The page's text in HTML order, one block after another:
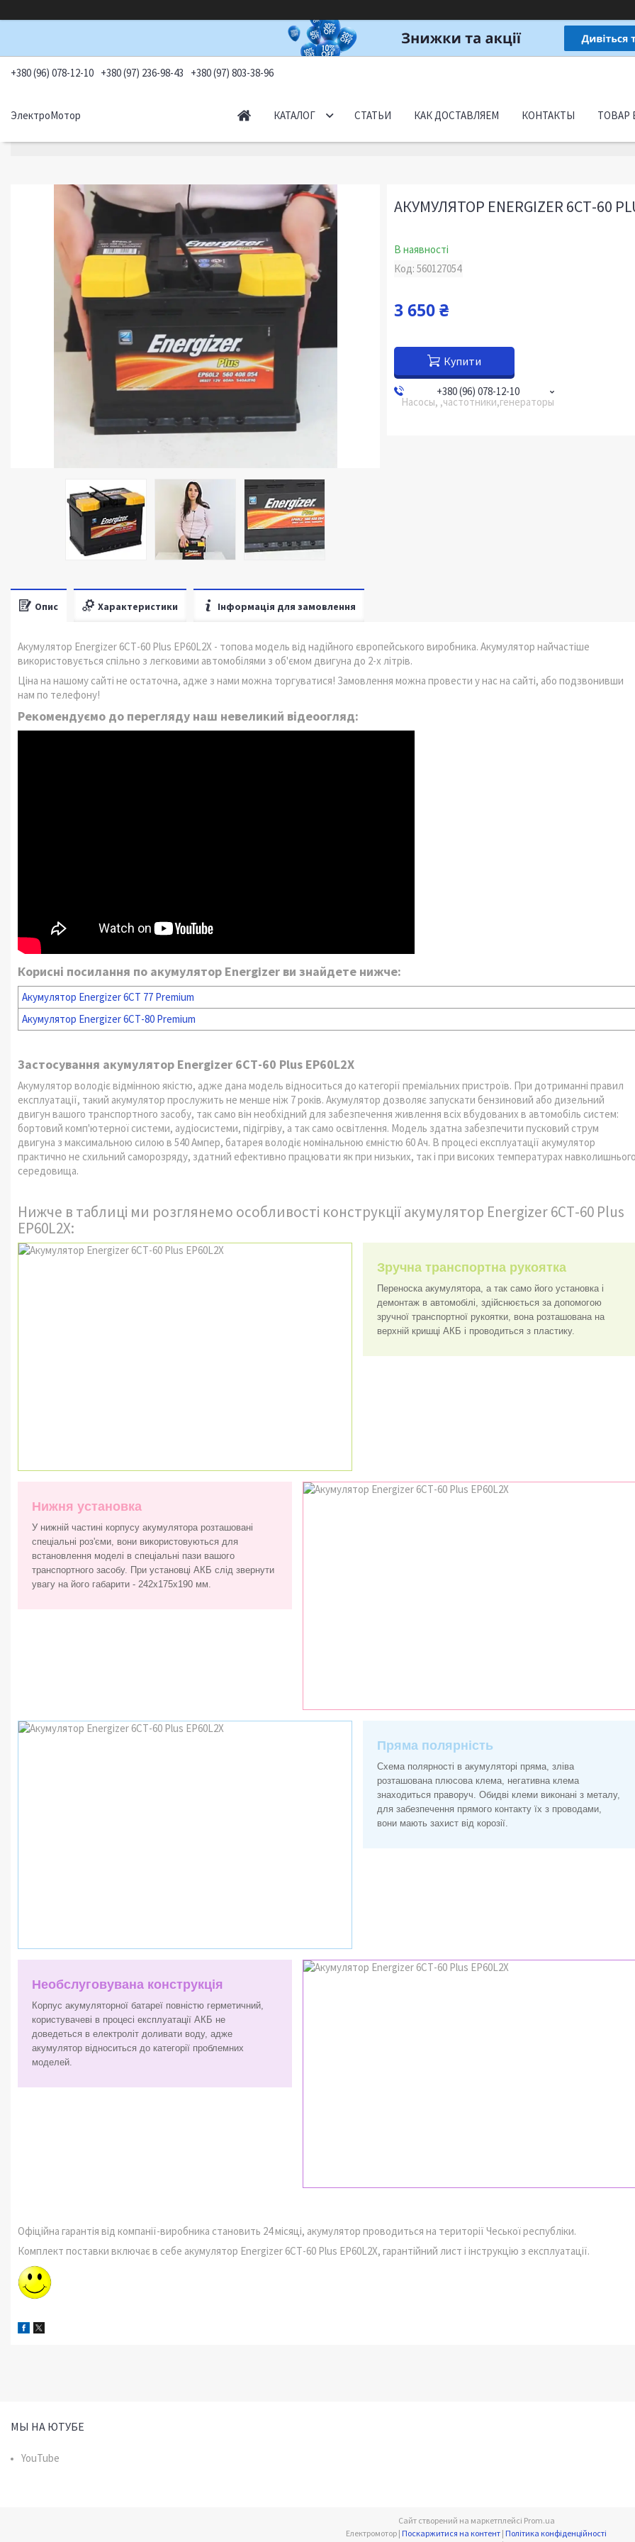
+380 (96) 078-12-10 +380 (97) 236-98-43 +380 (97) 803-38-96
ЭлектроМотор КАТАЛОГ СТАТЬИ КАК ДОСТАВЛЯЕМ КОНТАКТЫ ТОВАР
АКУМУЛЯТОР ENERGIZER 6СТ-60
В наявності
Код:560127054
3 650 ₴
Купити
+380 (96) 078-12-10
Насосы, ,частотники,генераторы
Опис Характеристики Інформація для замовлення
Акумулятор Energizer 6СТ-60 Plus EP60L2X - топова модель від надійного європейського виробника. Акумулятор найчастіше
використовується спільно з легковими автомобілями з об'ємом двигуна до 2-х літрів.
Ціна на нашому сайті не остаточна, адже з нами можна торгуватися! Замовлення можна провести у нас на сайті, або подзвонивши
нам по телефону!
Рекомендуємо до перегляду наш невеликий відеоогляд:
Корисні посилання по акумулятор Energizer ви знайдете нижче:
Акумулятор Energizer 6СТ 77 Premium
Акумулятор Energizer 6СТ-80 Premium
Застосування акумулятор Energizer 6СТ-60 Plus EP60L2X
Акумулятор володіє відмінною якістю, адже дана модель відноситься до категорії преміальних пристроїв. При дотриманні правил
експлуатації, такий акумулятор прослужить не менше ніж 7 років. Акумулятор дозволяє запускати бензиновий або дизельний
двигун вашого транспортного засобу, так само він необхідний для забезпечення живлення всіх вбудованих в автомобіль систем:
бортовий комп'ютерної системи, аудіосистеми, підігріву, а так само освітлення. Модель здатна забезпечити пусковий струм
двигуна з максимальною силою в 540 Ампер, батарея володіє номінальною ємністю 60 Ач. В процесі експлуатації акумулятор
практично не схильний саморозряду, здатний ефективно працювати як при низьких, так і при високих температурах
середовища.
Нижче в таблиці ми розглянемо особливості конструкції акумулятор Energizer 6СТ-60 Plus
EP60L2X:
Зручна транспортна рукоятка
Переноска акумулятора, а так само його установка і
демонтаж в автомобілі, здійснюється за допомогою
зручної транспортної рукоятки, вона розташована на
верхній кришці АКБ і проводиться з пластику.
Нижня установка
У нижній частині корпусу акумулятора розташовані
спеціальні роз'єми, вони використовуються для
встановлення моделі в спеціальні пази вашого
транспортного засобу. При установці АКБ слід звернути
увагу на його габарити - 242x175x190 мм.
Пряма полярність
Схема полярності в акумуляторі пряма, зліва
розташована плюсова клема, негативна клема
знаходиться праворуч. Обидві клеми виконані з металу,
для забезпечення прямого контакту їх з проводами,
вони мають захист від корозії.
Необслуговувана конструкція
Корпус акумуляторної батареї повністю герметичний,
користувачеві в процесі експлуатації АКБ не
доведеться в електроліт доливати воду, адже
акумулятор відноситься до категорії проблемних
моделей.
Офіційна гарантія від компанії-виробника становить 24 місяці, акумулятор проводиться на території Чеської республіки.
Комплект поставки включає в себе акумулятор Energizer 6СТ-60 Plus EP60L2X, гарантійний лист і інструкцію з експлуатації.
МЫ НА ЮТУБЕ
YouTube
Сайт створений на маркетплейсі Prom.ua
Електромотор | Поскаржитися на контент | Політика конфіденційності